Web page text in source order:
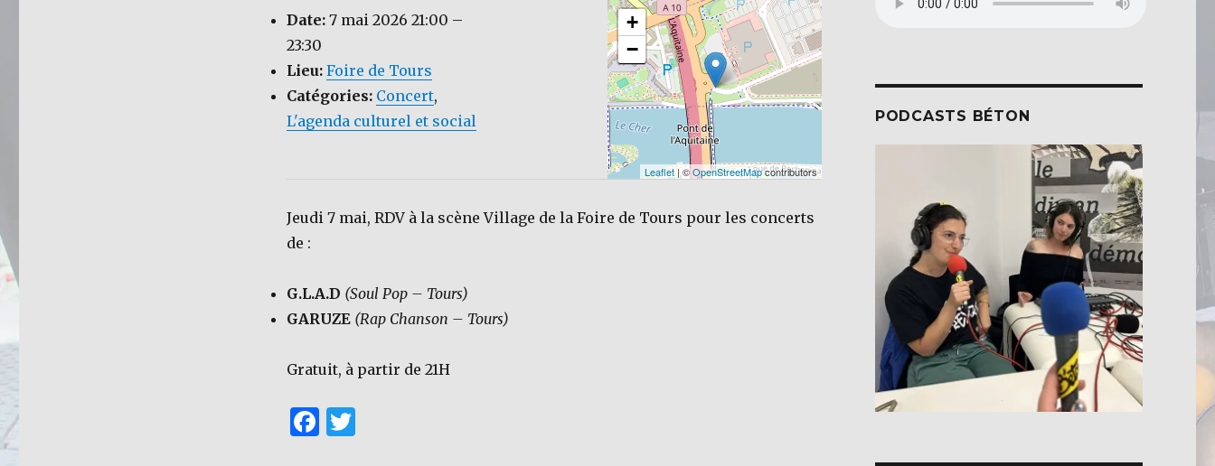
Date: 7 mai 2026 21:00 –
23:30
Lieu: Foire de Tours
Catégories: Concert,
L'agenda culturel et social
+
−
Leaflet| ©OpenStreetMapcontributors
Jeudi 7 mai, RDV à la scène Village de la Foire de Tours pour les concerts
de :
G.L.A.D (Soul Pop – Tours)
GARUZE (Rap Chanson – Tours)
Gratuit, à partir de 21H
F T
PODCASTS BÉTON